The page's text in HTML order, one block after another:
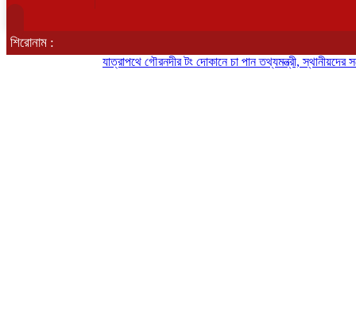
শিরোনাম :
যাত্রাপথে গৌরনদীর টং দোকানে চা পান তথ্যমন্ত্রী, স্থানীয়দের সঙ্গে